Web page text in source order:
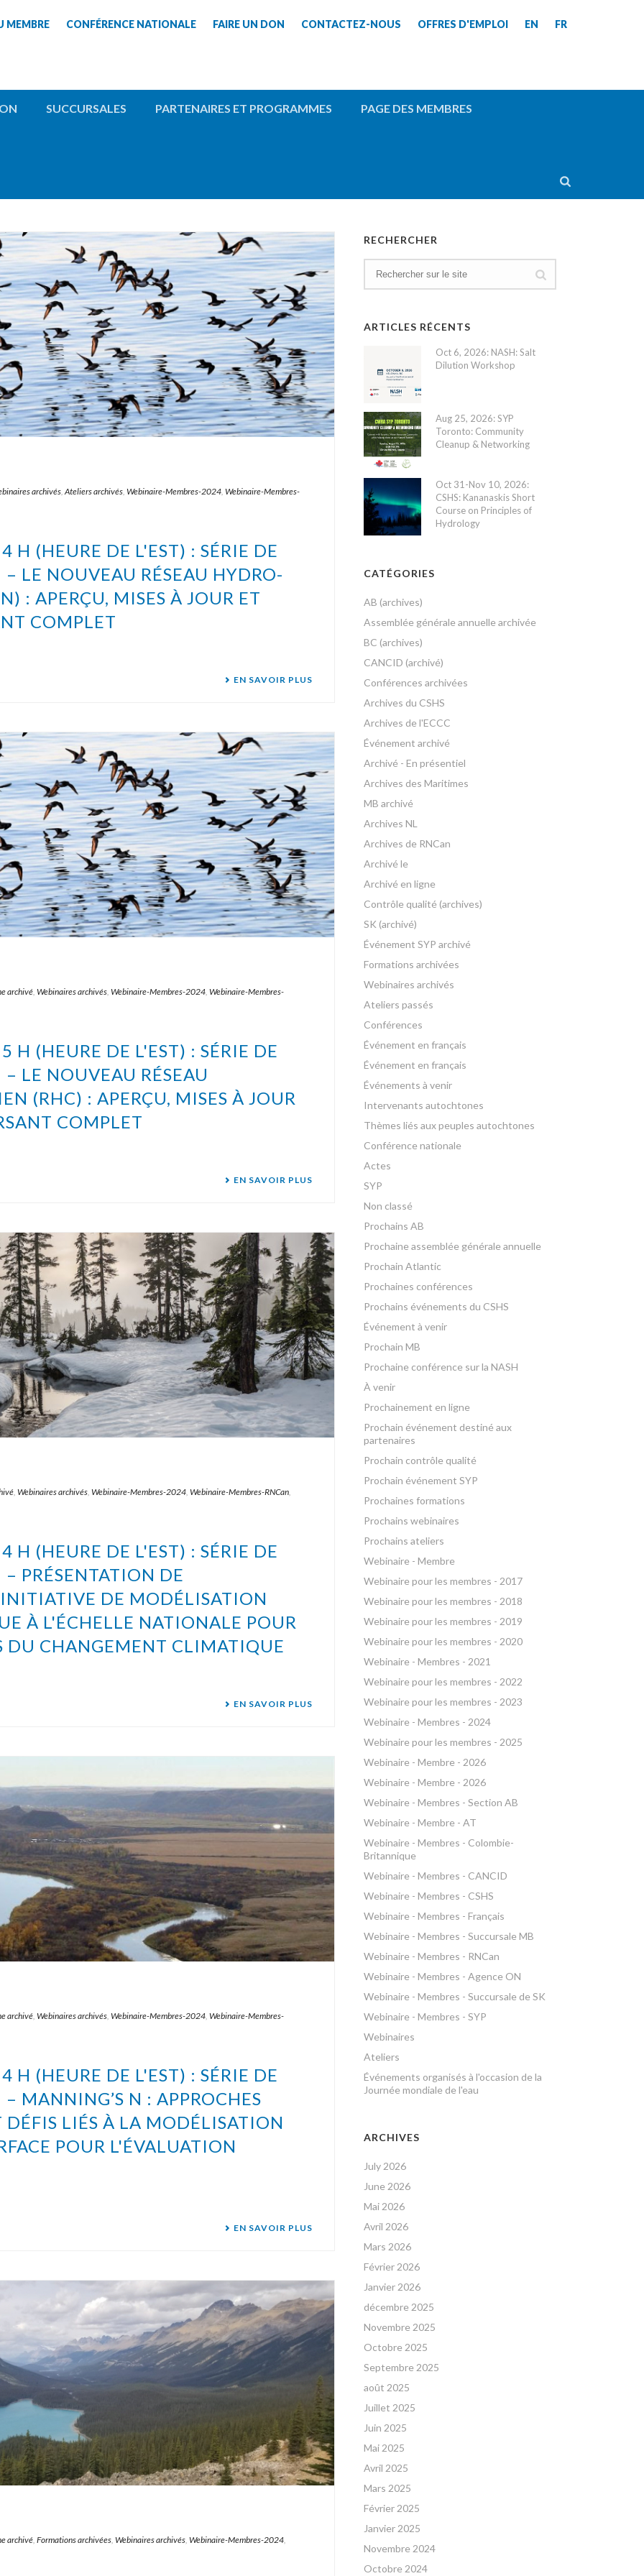
MEMBRE CONFÉRENCE NATIONALE FAIRE UN DON CONTACTEZ-NOUS OFFRES D'EMPLOI EN FR
SUCCURSALES PARTENAIRES ET PROGRAMMES PAGE DES MEMBRES
archivés Ateliers archivés Webinaire-Membres-2024 Webinaire-Membres-
H (HEURE DE L'EST) : SÉRIE DE
LE NOUVEAU RÉSEAU HYDRO-
: APERÇU, MISES À JOUR ET
COMPLET
EN SAVOIR PLUS
archivé Webinaires archivés Webinaire-Membres-2024 Webinaire-Membres-
H (HEURE DE L'EST) : SÉRIE DE
LE NOUVEAU RÉSEAU
(RHC) : APERÇU, MISES À JOUR
COMPLET
EN SAVOIR PLUS
Webinaires archivés Webinaire-Membres-2024 Webinaire-Membres-RNCan
H (HEURE DE L'EST) : SÉRIE DE
PRÉSENTATION DE
DE MODÉLISATION
À L'ÉCHELLE NATIONALE POUR
DU CHANGEMENT CLIMATIQUE
EN SAVOIR PLUS
archivé Webinaires archivés Webinaire-Membres-2024 Webinaire-Membres-
H (HEURE DE L'EST) : SÉRIE DE
MANNING’S N : APPROCHES
LIÉS À LA MODÉLISATION
POUR L'ÉVALUATION
EN SAVOIR PLUS
archivé Formations archivées Webinaires archivés Webinaire-Membres-2024
RECHERCHER
ARTICLES RÉCENTS
Oct 6, 2026: NASH: Salt
Dilution Workshop
Aug 25, 2026: SYP
Toronto: Community
Cleanup & Networking
Oct 31-Nov 10, 2026:
CSHS: Kananaskis Short
Course on Principles of
Hydrology
CATÉGORIES
AB (archives)
Assemblée générale annuelle archivée
BC (archives)
CANCID (archivé)
Conférences archivées
Archives du CSHS
Archives de l'ECCC
Événement archivé
Archivé - En présentiel
Archives des Maritimes
MB archivé
Archives NL
Archives de RNCan
Archivé le
Archivé en ligne
Contrôle qualité (archives)
SK (archivé)
Événement SYP archivé
Formations archivées
Webinaires archivés
Ateliers passés
Conférences
Événement en français
Événement en français
Événements à venir
Intervenants autochtones
Thèmes liés aux peuples autochtones
Conférence nationale
Actes
SYP
Non classé
Prochains AB
Prochaine assemblée générale annuelle
Prochain Atlantic
Prochaines conférences
Prochains événements du CSHS
Événement à venir
Prochain MB
Prochaine conférence sur la NASH
À venir
Prochainement en ligne
Prochain événement destiné aux
partenaires
Prochain contrôle qualité
Prochain événement SYP
Prochaines formations
Prochains webinaires
Prochains ateliers
Webinaire - Membre
Webinaire pour les membres - 2017
Webinaire pour les membres - 2018
Webinaire pour les membres - 2019
Webinaire pour les membres - 2020
Webinaire - Membres - 2021
Webinaire pour les membres - 2022
Webinaire pour les membres - 2023
Webinaire - Membres - 2024
Webinaire pour les membres - 2025
Webinaire - Membre - 2026
Webinaire - Membre - 2026
Webinaire - Membres - Section AB
Webinaire - Membre - AT
Webinaire - Membres - Colombie-
Britannique
Webinaire - Membres - CANCID
Webinaire - Membres - CSHS
Webinaire - Membres - Français
Webinaire - Membres - Succursale MB
Webinaire - Membres - RNCan
Webinaire - Membres - Agence ON
Webinaire - Membres - Succursale de SK
Webinaire - Membres - SYP
Webinaires
Ateliers
Événements organisés à l'occasion de la
Journée mondiale de l'eau
ARCHIVES
July 2026
June 2026
Mai 2026
Avril 2026
Mars 2026
Février 2026
Janvier 2026
décembre 2025
Novembre 2025
Octobre 2025
Septembre 2025
août 2025
Juillet 2025
Juin 2025
Mai 2025
Avril 2025
Mars 2025
Février 2025
Janvier 2025
Novembre 2024
Octobre 2024